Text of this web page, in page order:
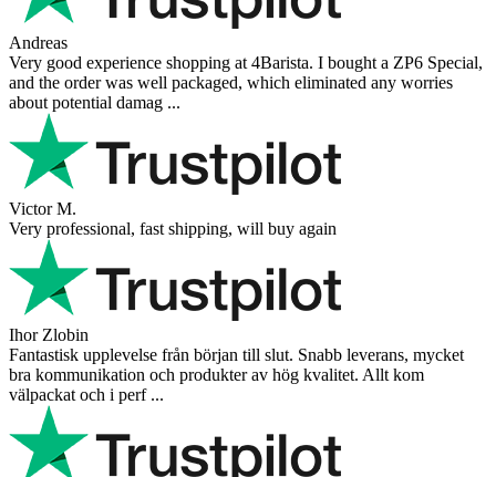
Andreas
Very good experience shopping at 4Barista. I bought a ZP6 Special,
and the order was well packaged, which eliminated any worries
about potential damag ...
Victor M.
Very professional, fast shipping, will buy again
Ihor Zlobin
Fantastisk upplevelse från början till slut. Snabb leverans, mycket
bra kommunikation och produkter av hög kvalitet. Allt kom
välpackat och i perf ...